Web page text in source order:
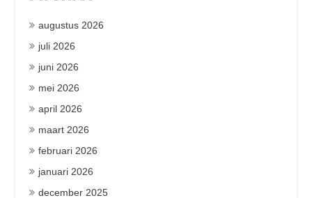
augustus 2026
juli 2026
juni 2026
mei 2026
april 2026
maart 2026
februari 2026
januari 2026
december 2025